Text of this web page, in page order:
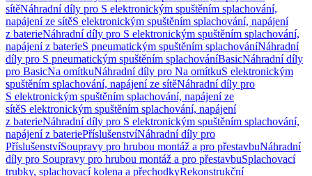
sítěNáhradní díly pro S elektronickým spuštěním splachování,
napájení ze sítěS elektronickým spuštěním splachování, napájení
z baterieNáhradní díly pro S elektronickým spuštěním splachování,
napájení z baterieS pneumatickým spuštěním splachováníNáhradní
díly pro S pneumatickým spuštěním splachováníBasicNáhradní díly
pro BasicNa omítkuNáhradní díly pro Na omítkuS elektronickým
spuštěním splachování, napájení ze sítěNáhradní díly pro
S elektronickým spuštěním splachování, napájení ze
sítěS elektronickým spuštěním splachování, napájení
z baterieNáhradní díly pro S elektronickým spuštěním splachování,
napájení z bateriePříslušenstvíNáhradní díly pro
PříslušenstvíSoupravy pro hrubou montáž a pro přestavbuNáhradní
díly pro Soupravy pro hrubou montáž a pro přestavbuSplachovací
trubky, splachovací kolena a přechodkyRekonstrukční